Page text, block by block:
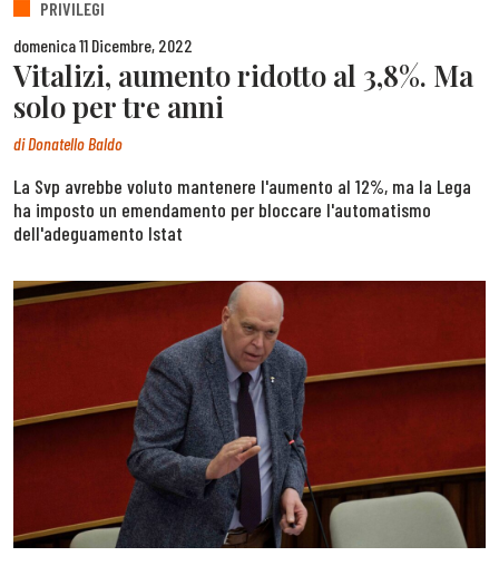
PRIVILEGI
domenica 11 Dicembre, 2022
Vitalizi, aumento ridotto al 3,8%. Ma
solo per tre anni
diDonatello Baldo
La Svp avrebbe voluto mantenere l'aumento al 12%, ma la Lega
ha imposto un emendamento per bloccare l'automatismo
dell'adeguamento Istat